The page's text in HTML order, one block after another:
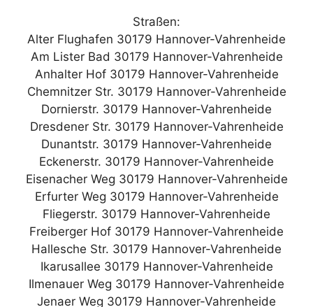
Straßen:
Alter Flughafen 30179 Hannover-Vahrenheide
Am Lister Bad 30179 Hannover-Vahrenheide
Anhalter Hof 30179 Hannover-Vahrenheide
Chemnitzer Str. 30179 Hannover-Vahrenheide
Dornierstr. 30179 Hannover-Vahrenheide
Dresdener Str. 30179 Hannover-Vahrenheide
Dunantstr. 30179 Hannover-Vahrenheide
Eckenerstr. 30179 Hannover-Vahrenheide
Eisenacher Weg 30179 Hannover-Vahrenheide
Erfurter Weg 30179 Hannover-Vahrenheide
Fliegerstr. 30179 Hannover-Vahrenheide
Freiberger Hof 30179 Hannover-Vahrenheide
Hallesche Str. 30179 Hannover-Vahrenheide
Ikarusallee 30179 Hannover-Vahrenheide
Ilmenauer Weg 30179 Hannover-Vahrenheide
Jenaer Weg 30179 Hannover-Vahrenheide